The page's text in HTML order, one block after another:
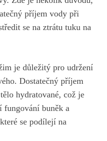
příjem vody při
se na ztrátu tuku​ na
je ⁢důležitý pro udržení
Dostatečný příjem
hydratované, což je
buněk a
se podílejí na